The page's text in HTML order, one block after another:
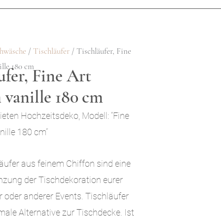
/Tischläufer / Tischläufer, Fine
180 cmFine Art
180 cm
Hochzeitsdeko, Modell: “Fine
180 cm”
aus feinem Chiffon sind eine
der Tischdekoration eurer
oder anderer Events. Tischläufer
Alternative zur Tischdecke. Ist